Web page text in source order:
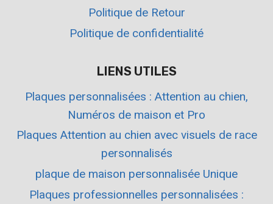
Politique de Retour
Politique de confidentialité
LIENS UTILES
Plaques personnalisées : Attention au chien,
Numéros de maison et Pro
Plaques Attention au chien avec visuels de race
personnalisés
plaque de maison personnalisée Unique
Plaques professionnelles personnalisées :